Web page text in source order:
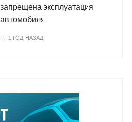
запрещена эксплуатация
автомобиля
1 ГОД НАЗАД